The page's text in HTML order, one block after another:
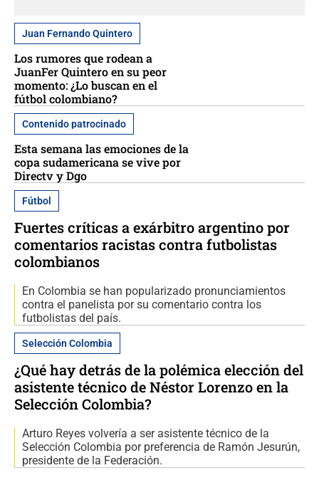
Juan Fernando Quintero
Los rumores que rodean a
JuanFer Quintero en su peor
momento: ¿Lo buscan en el
fútbol colombiano?
Contenido patrocinado
Esta semana las emociones de la
copa sudamericana se vive por
Directv y Dgo
Fútbol
Fuertes críticas a exárbitro argentino por
comentarios racistas contra futbolistas
colombianos
En Colombia se han popularizado pronunciamientos
contra el panelista por su comentario contra los
futbolistas del país.
Selección Colombia
¿Qué hay detrás de la polémica elección del
asistente técnico de Néstor Lorenzo en la
Selección Colombia?
Arturo Reyes volvería a ser asistente técnico de la
Selección Colombia por preferencia de Ramón Jesurún,
presidente de la Federación.